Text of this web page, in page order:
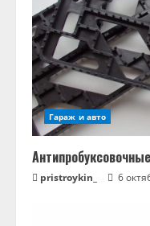
Гараж и авто
pristroykin_ 6